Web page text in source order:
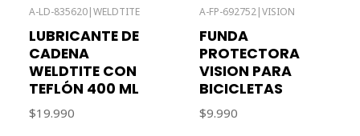
A-LD-835620 WELDTITE
LUBRICANTE DE
CADENA
WELDTITE CON
TEFLÓN 400 ML
$19.990
A-FP-692752 VISION
FUNDA
PROTECTORA
VISION PARA
BICICLETAS
$9.990